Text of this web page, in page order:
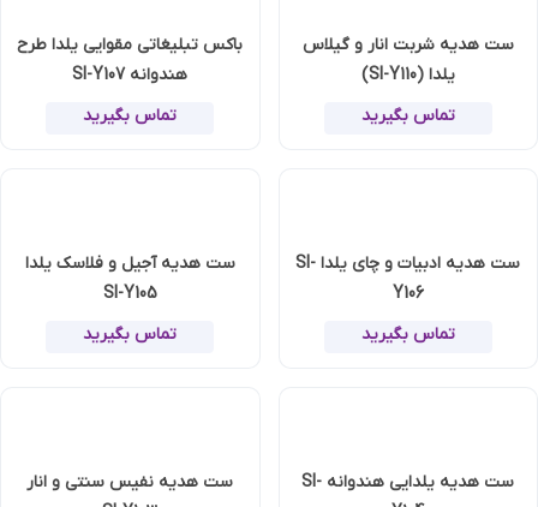
ست هدیه شربت انار و گیلاس
یلدا (SI-Y110)
تماس بگیرید
باکس تبلیغاتی مقوایی یلدا طرح
هندوانه SI-Y107
تماس بگیرید
ست هدیه ادبیات و چای یلدا SI-
Y106
تماس بگیرید
ست هدیه آجیل و فلاسک یلدا
SI-Y105
تماس بگیرید
ست هدیه یلدایی هندوانه SI-
ست هدیه نفیس سنتی و انار